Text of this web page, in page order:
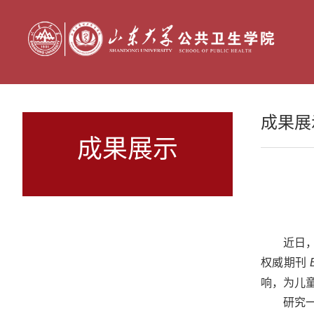
成果展示
成果
近日
权威期刊
响，为儿
研究